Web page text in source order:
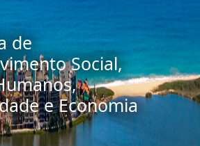
de
Social,
e Economia